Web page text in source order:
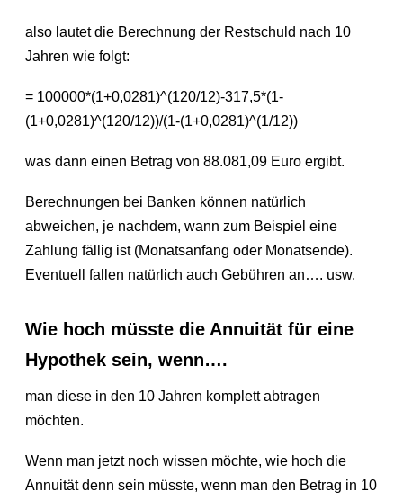
also lautet die Berechnung der Restschuld nach 10
Jahren wie folgt:
= 100000*(1+0,0281)^(120/12)-317,5*(1-
(1+0,0281)^(120/12))/(1-(1+0,0281)^(1/12))
was dann einen Betrag von 88.081,09 Euro ergibt.
Berechnungen bei Banken können natürlich
abweichen, je nachdem, wann zum Beispiel eine
Zahlung fällig ist (Monatsanfang oder Monatsende).
Eventuell fallen natürlich auch Gebühren an…. usw.
Wie hoch müsste die Annuität für eine
Hypothek sein, wenn….
man diese in den 10 Jahren komplett abtragen
möchten.
Wenn man jetzt noch wissen möchte, wie hoch die
Annuität denn sein müsste, wenn man den Betrag in 10